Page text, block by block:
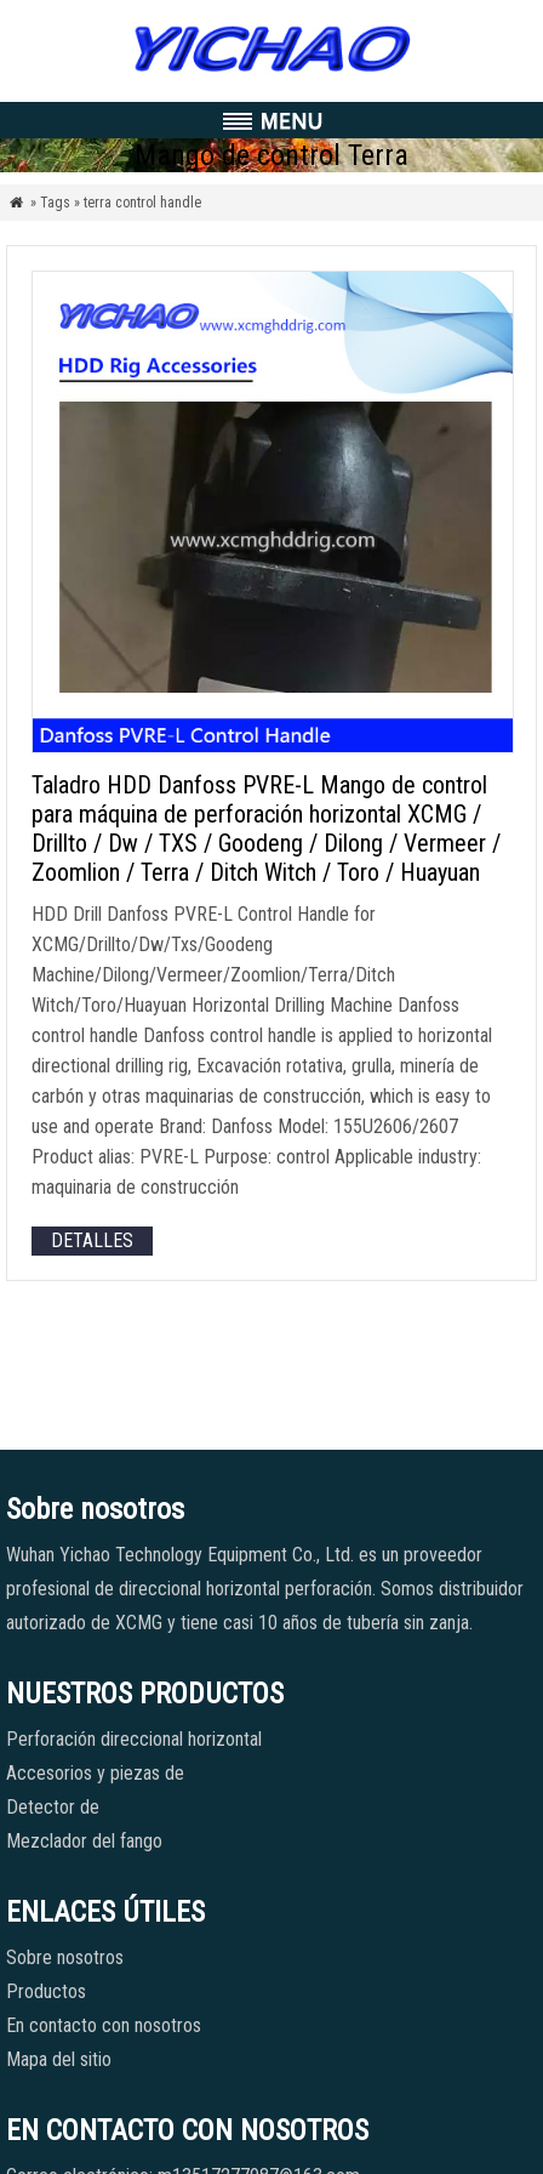
Mango de control Terra
 » Tags » terra control handle
Taladro HDD Danfoss PVRE-L Mango de control
para máquina de perforación horizontal XCMG /
Drillto / Dw / TXS / Goodeng / Dilong / Vermeer /
Zoomlion / Terra / Ditch Witch / Toro / Huayuan
HDD Drill Danfoss PVRE-L Control Handle for
XCMG/Drillto/Dw/Txs/Goodeng
Machine/Dilong/Vermeer/Zoomlion/Terra/Ditch
Witch/Toro/Huayuan Horizontal Drilling Machine Danfoss
control handle Danfoss control handle is applied to horizontal
directional drilling rig, Excavación rotativa, grulla, minería de
carbón y otras maquinarias de construcción, which is easy to
use and operate Brand: Danfoss Model: 155U2606/2607
Product alias: PVRE-L Purpose: control Applicable industry:
maquinaria de construcción
DETALLES
Sobre nosotros
Wuhan Yichao Technology Equipment Co., Ltd. es un proveedor
profesional de direccional horizontal perforación. Somos distribuidor
autorizado de XCMG y tiene casi 10 años de tubería sin zanja.
NUESTROS PRODUCTOS
Perforación direccional horizontal
Accesorios y piezas de
Detector de
Mezclador del fango
ENLACES ÚTILES
Sobre nosotros
Productos
En contacto con nosotros
Mapa del sitio
EN CONTACTO CON NOSOTROS